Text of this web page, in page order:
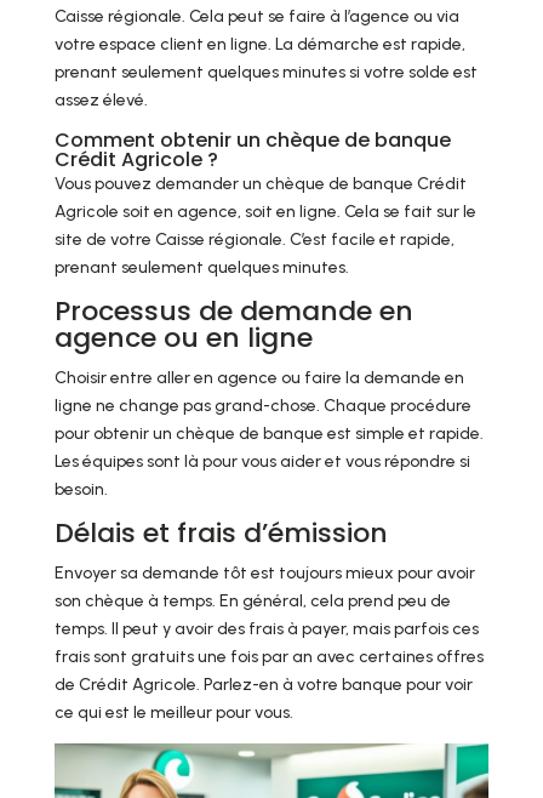
Caisse régionale. Cela peut se faire à l’agence ou via
votre espace client en ligne. La démarche est rapide,
prenant seulement quelques minutes si votre solde est
assez élevé.
Comment obtenir un chèque de banque
Crédit Agricole ?
Vous pouvez demander un chèque de banque Crédit
Agricole soit en agence, soit en ligne. Cela se fait sur le
site de votre Caisse régionale. C’est facile et rapide,
prenant seulement quelques minutes.
Processus de demande en
agence ou en ligne
Choisir entre aller en agence ou faire la demande en
ligne ne change pas grand-chose. Chaque procédure
pour obtenir un chèque de banque est simple et rapide.
Les équipes sont là pour vous aider et vous répondre si
besoin.
Délais et frais d’émission
Envoyer sa demande tôt est toujours mieux pour avoir
son chèque à temps. En général, cela prend peu de
temps. Il peut y avoir des frais à payer, mais parfois ces
frais sont gratuits une fois par an avec certaines offres
de Crédit Agricole. Parlez-en à votre banque pour voir
ce qui est le meilleur pour vous.